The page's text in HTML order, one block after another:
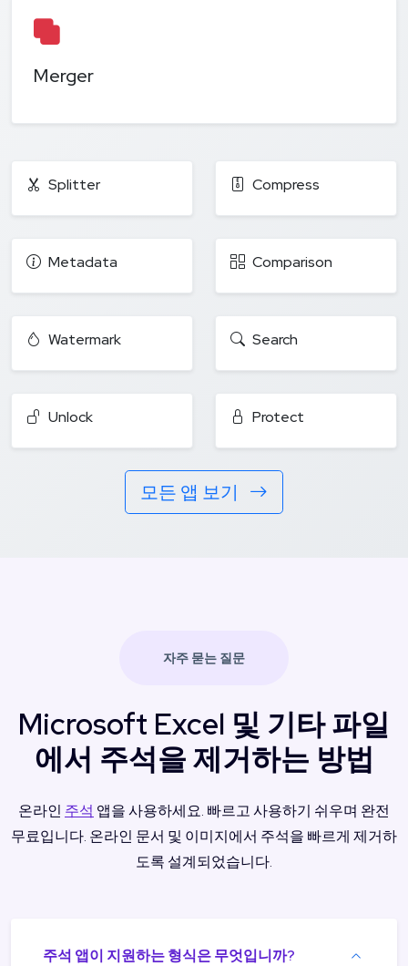
Merger
Splitter Compress
Metadata Comparison
Watermark Search
Unlock Protect
모든 앱 보기
자주 묻는 질문
Microsoft Excel 및 기타 파일
에서 주석을 제거하는 방법
온라인 주석 앱을 사용하세요. 빠르고 사용하기 쉬우며 완전
무료입니다. 온라인 문서 및 이미지에서 주석을 빠르게 제거하
도록 설계되었습니다.
주석 앱이 지원하는 형식은 무엇입니까?